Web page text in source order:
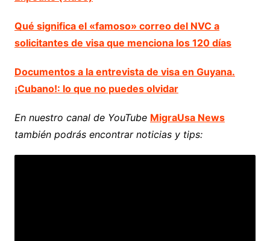
Qué significa el «famoso» correo del NVC a
solicitantes de visa que menciona los 120 días
Documentos a la entrevista de visa en Guyana.
¡Cubano!: lo que no puedes olvidar
En nuestro canal de YouTube MigraUsa News
también podrás encontrar noticias y tips: